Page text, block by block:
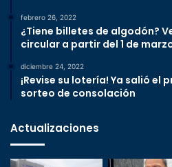
febrero 26, 2022
¿Tiene billetes de algodón?
circular a partir del 1 de
diciembre 24, 2022
¡Revise su lotería! Ya salió el
sorteo de consolación
Actualizaciones